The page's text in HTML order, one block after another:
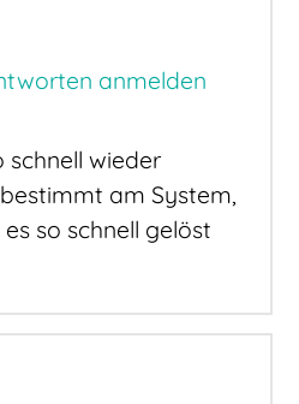
anmelden
schnell wieder
am System,
so schnell gelöst